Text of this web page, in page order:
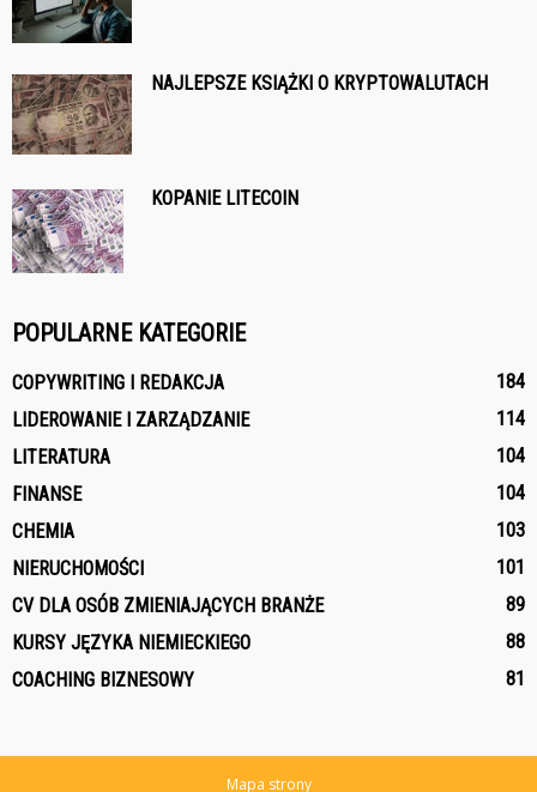
NAJLEPSZE KSIĄŻKI O KRYPTOWALUTACH
KOPANIE LITECOIN
POPULARNE KATEGORIE
COPYWRITING I REDAKCJA
184
LIDEROWANIE I ZARZĄDZANIE
114
LITERATURA
104
FINANSE
104
CHEMIA
103
NIERUCHOMOŚCI
101
CV DLA OSÓB ZMIENIAJĄCYCH BRANŻE
89
KURSY JĘZYKA NIEMIECKIEGO
88
COACHING BIZNESOWY
81
Mapa strony